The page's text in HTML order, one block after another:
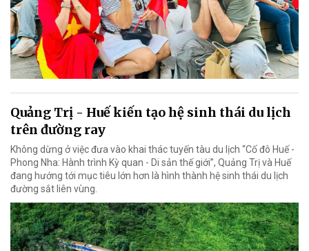
Quảng Trị - Huế kiến tạo hệ sinh thái du lịch
trên đường ray
Không dừng ở việc đưa vào khai thác tuyến tàu du lịch “Cố đô Huế -
Phong Nha: Hành trình Kỳ quan - Di sản thế giới”, Quảng Trị và Huế
đang hướng tới mục tiêu lớn hơn là hình thành hệ sinh thái du lịch
đường sắt liên vùng.